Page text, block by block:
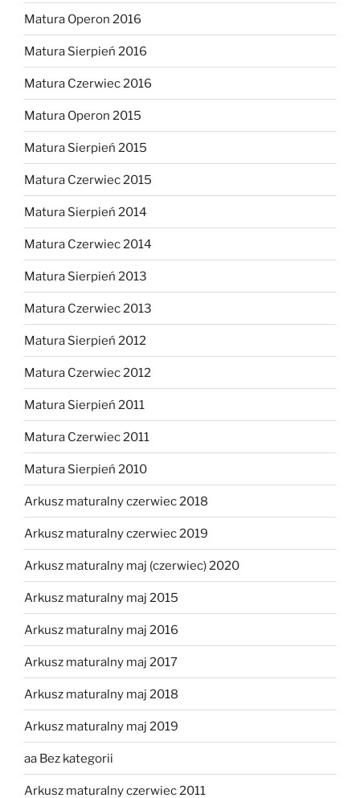
Matura Operon 2016
Matura Sierpień 2016
Matura Czerwiec 2016
Matura Operon 2015
Matura Sierpień 2015
Matura Czerwiec 2015
Matura Sierpień 2014
Matura Czerwiec 2014
Matura Sierpień 2013
Matura Czerwiec 2013
Matura Sierpień 2012
Matura Czerwiec 2012
Matura Sierpień 2011
Matura Czerwiec 2011
Matura Sierpień 2010
Arkusz maturalny czerwiec 2018
Arkusz maturalny czerwiec 2019
Arkusz maturalny maj (czerwiec) 2020
Arkusz maturalny maj 2015
Arkusz maturalny maj 2016
Arkusz maturalny maj 2017
Arkusz maturalny maj 2018
Arkusz maturalny maj 2019
aa Bez kategorii
Arkusz maturalny czerwiec 2011